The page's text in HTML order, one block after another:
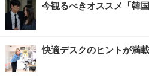
今観るべきオススメ「韓国
快適デスクのヒントが満